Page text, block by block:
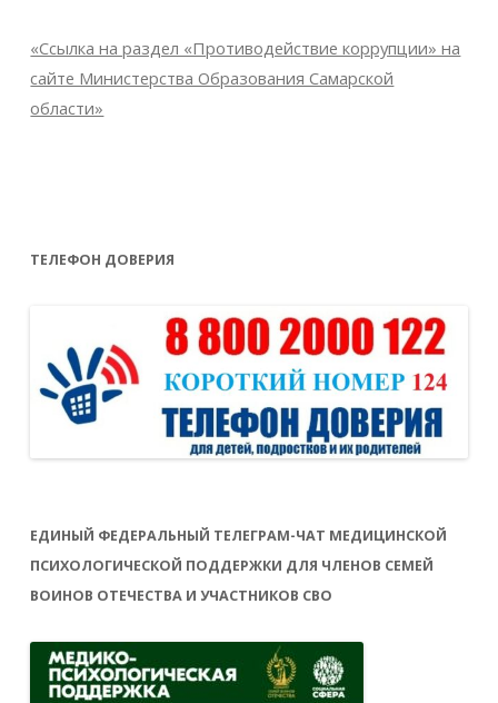
«Ссылка на раздел «Противодействие коррупции» на
сайте Министерства Образования Самарской
области»
ТЕЛЕФОН ДОВЕРИЯ
ЕДИНЫЙ ФЕДЕРАЛЬНЫЙ ТЕЛЕГРАМ-ЧАТ МЕДИЦИНСКОЙ
ПСИХОЛОГИЧЕСКОЙ ПОДДЕРЖКИ ДЛЯ ЧЛЕНОВ СЕМЕЙ
ВОИНОВ ОТЕЧЕСТВА И УЧАСТНИКОВ СВО